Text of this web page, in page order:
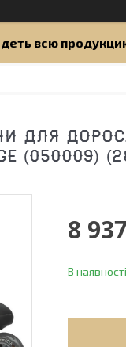
всю
ДЛЯ
(050009)
8
В наявності